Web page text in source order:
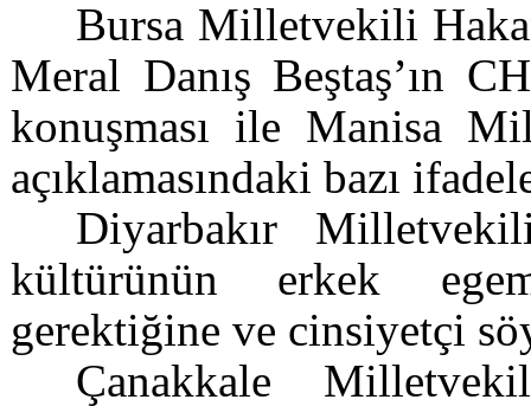
Bursa Milletvekili
Meral Danış Beştaş’ın
konuşması ile Manisa
açıklamasındaki bazı
Diyarbakır
kültürünün erkek
gerektiğine ve cinsiyetçi
Çanakkale